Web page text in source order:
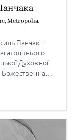
, Metropolia
Панчак –
Духовної
Божественна
в родинному